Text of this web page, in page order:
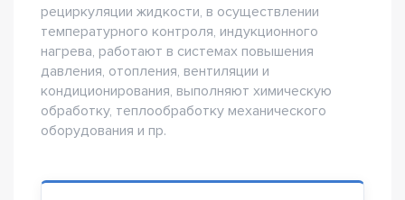
рециркуляции жидкости, в осуществлении
температурного контроля, индукционного
нагрева, работают в системах повышения
давления, отопления, вентиляции и
кондиционирования, выполняют химическую
обработку, теплообработку механического
оборудования и пр.